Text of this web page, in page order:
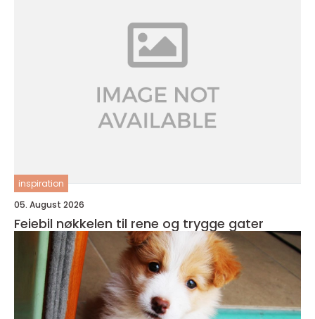
inspiration
05. August 2026
Feiebil nøkkelen til rene og trygge gater